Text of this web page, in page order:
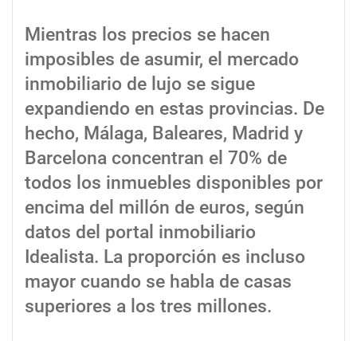
Mientras los precios se hacen
imposibles de asumir, el mercado
inmobiliario de lujo se sigue
expandiendo en estas provincias. De
hecho, Málaga, Baleares, Madrid y
Barcelona concentran el 70% de
todos los inmuebles disponibles por
encima del millón de euros, según
datos del portal inmobiliario
Idealista. La proporción es incluso
mayor cuando se habla de casas
superiores a los tres millones.